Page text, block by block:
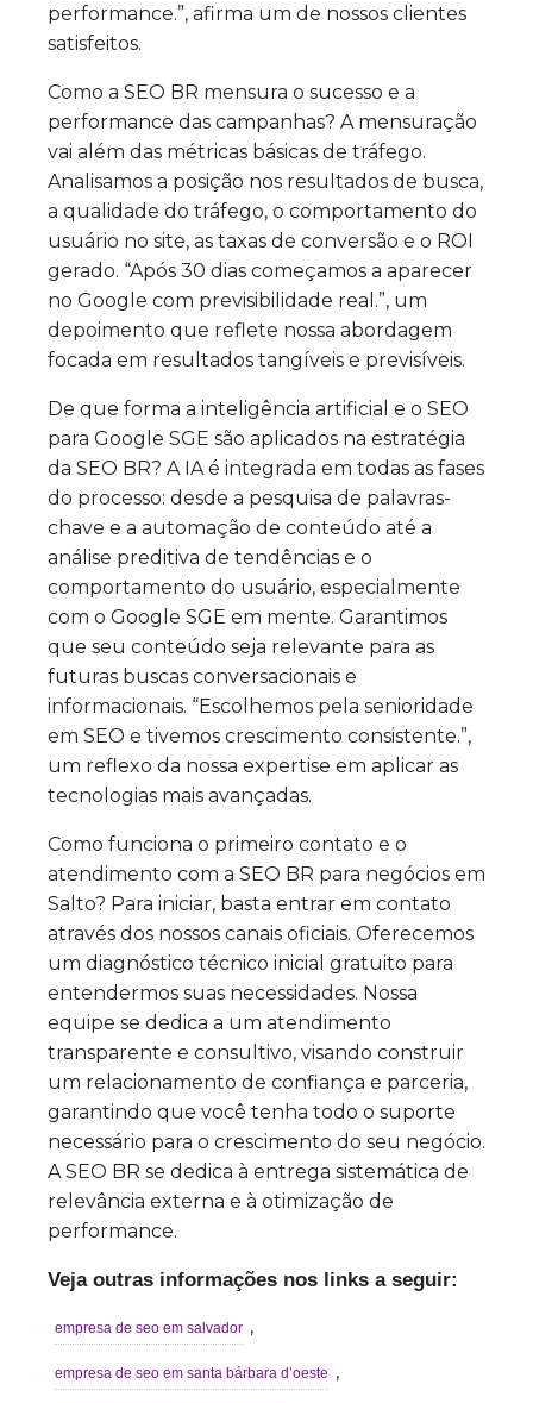
performance.”, afirma um de nossos clientes
satisfeitos.
Como a SEO BR mensura o sucesso e a
performance das campanhas? A mensuração
vai além das métricas básicas de tráfego.
Analisamos a posição nos resultados de busca,
a qualidade do tráfego, o comportamento do
usuário no site, as taxas de conversão e o ROI
gerado. “Após 30 dias começamos a aparecer
no Google com previsibilidade real.”, um
depoimento que reflete nossa abordagem
focada em resultados tangíveis e previsíveis.
De que forma a inteligência artificial e o SEO
para Google SGE são aplicados na estratégia
da SEO BR? A IA é integrada em todas as fases
do processo: desde a pesquisa de palavras-
chave e a automação de conteúdo até a
análise preditiva de tendências e o
comportamento do usuário, especialmente
com o Google SGE em mente. Garantimos
que seu conteúdo seja relevante para as
futuras buscas conversacionais e
informacionais. “Escolhemos pela senioridade
em SEO e tivemos crescimento consistente.”,
um reflexo da nossa expertise em aplicar as
tecnologias mais avançadas.
Como funciona o primeiro contato e o
atendimento com a SEO BR para negócios em
Salto? Para iniciar, basta entrar em contato
através dos nossos canais oficiais. Oferecemos
um diagnóstico técnico inicial gratuito para
entendermos suas necessidades. Nossa
equipe se dedica a um atendimento
transparente e consultivo, visando construir
um relacionamento de confiança e parceria,
garantindo que você tenha todo o suporte
necessário para o crescimento do seu negócio.
A SEO BR se dedica à entrega sistemática de
relevância externa e à otimização de
performance.
Veja outras informações nos links a seguir:
empresa de seo em salvador ,
empresa de seo em santa bárbara d’oeste ,